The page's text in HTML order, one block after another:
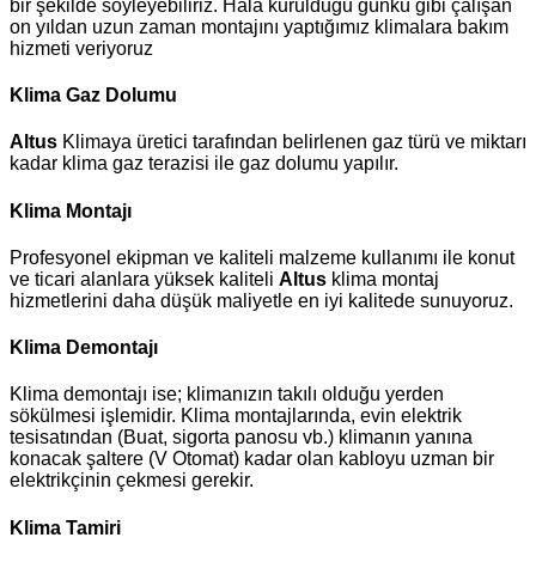
bir şekilde söyleyebiliriz. Hala kurulduğu günkü gibi çalışan
on yıldan uzun zaman montajını yaptığımız klimalara bakım
hizmeti veriyoruz
Klima Gaz Dolumu
Altus Klimaya üretici tarafından belirlenen gaz türü ve miktarı
kadar klima gaz terazisi ile gaz dolumu yapılır.
Klima Montajı
Profesyonel ekipman ve kaliteli malzeme kullanımı ile konut
ve ticari alanlara yüksek kaliteli Altus klima montaj
hizmetlerini daha düşük maliyetle en iyi kalitede sunuyoruz.
Klima Demontajı
Klima demontajı ise; klimanızın takılı olduğu yerden
sökülmesi işlemidir. Klima montajlarında, evin elektrik
tesisatından (Buat, sigorta panosu vb.) klimanın yanına
konacak şaltere (V Otomat) kadar olan kabloyu uzman bir
elektrikçinin çekmesi gerekir.
Klima Tamiri